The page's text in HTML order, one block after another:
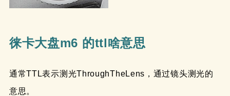
徕卡大盘m6 的ttl啥意思
通常TTL表示测光ThroughTheLens，通过镜头测光的
意思。